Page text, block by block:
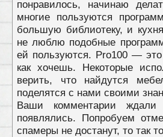
понравилось, начинаю
многие пользуются
большую библиотеку, и
не люблю подобные
ей пользуются. Pro100 —
как хочешь. Некоторые
верить, что найдутся
поделятся с нами своими
Ваши комментарии ждали
появлялись. Попробуем
спамеры не достанут, то так